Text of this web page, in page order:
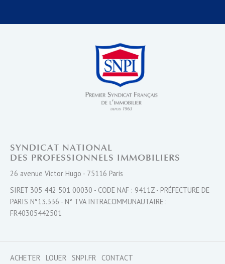
SYNDICAT NATIONAL
DES PROFESSIONNELS IMMOBILIERS
26 avenue Victor Hugo - 75116 Paris
SIRET 305 442 501 00030 - CODE NAF : 9411Z - PRÉFECTURE DE
PARIS N°13.336 - N° TVA INTRACOMMUNAUTAIRE :
FR40305442501
ACHETER LOUER SNPI.FR CONTACT